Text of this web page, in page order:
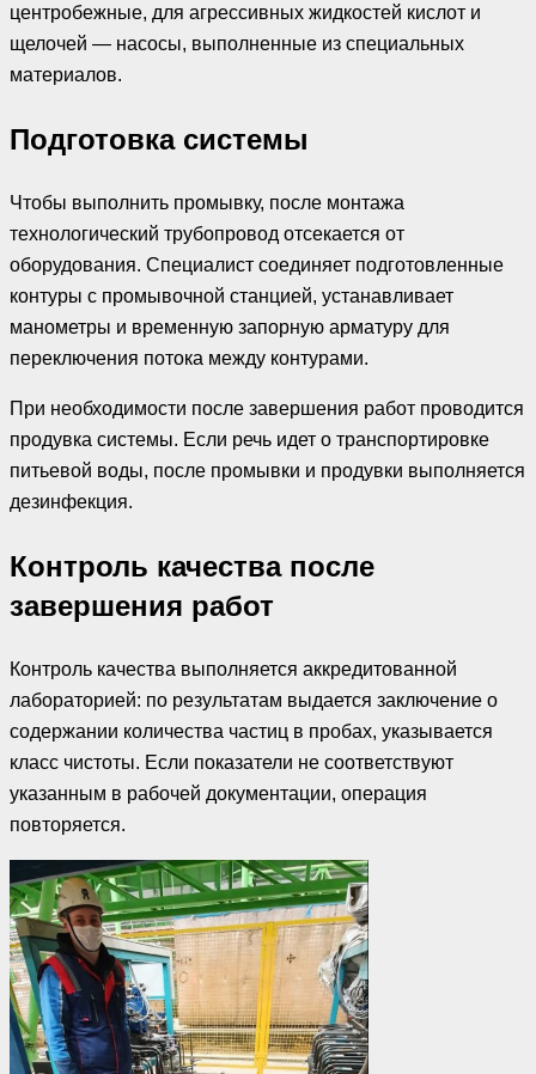
центробежные, для агрессивных жидкостей кислот и
щелочей — насосы, выполненные из специальных
материалов.
Подготовка системы
Чтобы выполнить промывку, после монтажа
технологический трубопровод отсекается от
оборудования. Специалист соединяет подготовленные
контуры с промывочной станцией, устанавливает
манометры и временную запорную арматуру для
переключения потока между контурами.
При необходимости после завершения работ проводится
продувка системы. Если речь идет о транспортировке
питьевой воды, после промывки и продувки выполняется
дезинфекция.
Контроль качества после
завершения работ
Контроль качества выполняется аккредитованной
лабораторией: по результатам выдается заключение о
содержании количества частиц в пробах, указывается
класс чистоты. Если показатели не соответствуют
указанным в рабочей документации, операция
повторяется.